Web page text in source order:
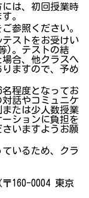
は、初回授業時
。
参照ください。
ストをお受けい
)。テストの結
合、他クラスへ
ますので、予め
程度となってお
話やコミュニケ
たは少人数授業
ションに負担を
いますようお願
いるため、クラ
160-0004 東京